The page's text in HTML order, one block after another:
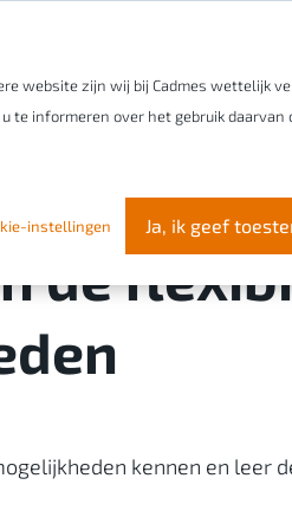
website zijn wij bij Cadmes wettelijk
te informeren over het gebruik daarvan
instellingen Ja, ik geef
Software Onze
de
kennen en leer